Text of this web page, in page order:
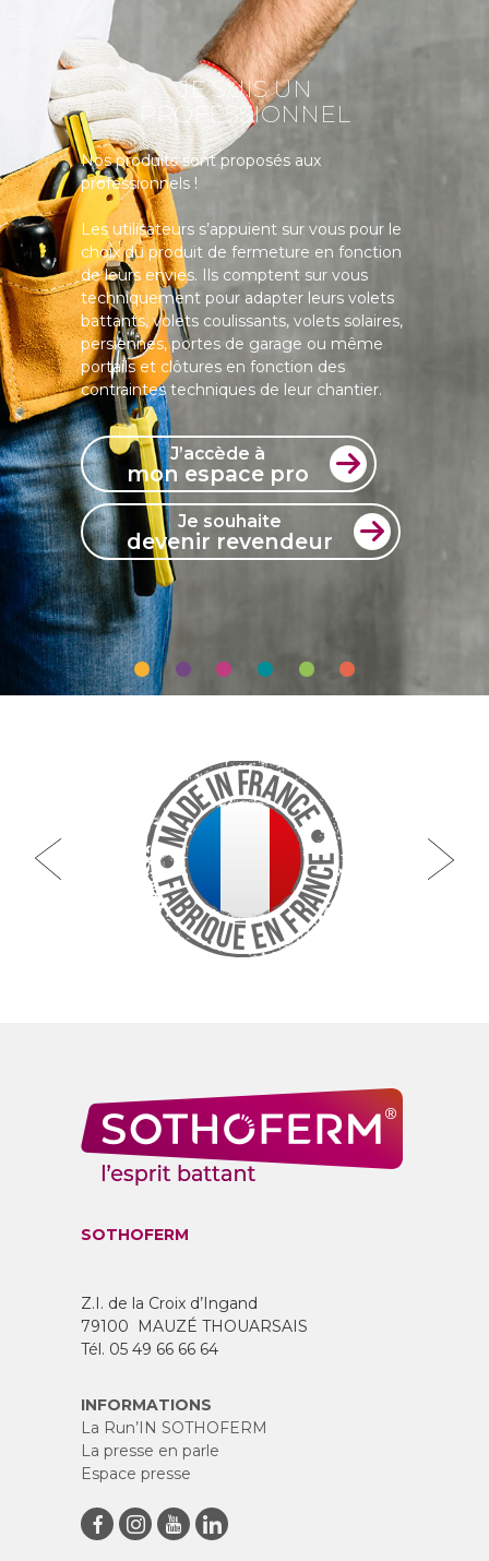
JE SUIS UN
PROFESSIONNEL
Nos produits sont proposés aux
professionnels !
Les utilisateurs s’appuient sur vous pour le
choix du produit de fermeture en fonction
de leurs envies. Ils comptent sur vous
techniquement pour adapter leurs volets
battants, volets coulissants, volets solaires,
persiennes, portes de garage ou même
portails et clôtures en fonction des
contraintes techniques de leur chantier.
J’accède à
mon espace pro
Je souhaite
devenir revendeur
SOTHOFERM
Z.I. de la Croix d’Ingand
79100 MAUZÉ THOUARSAIS
Tél. 05 49 66 66 64
INFORMATIONS
La Run’IN SOTHOFERM
La presse en parle
Espace presse